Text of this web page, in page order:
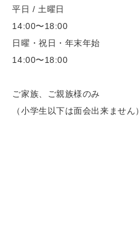
平日 / 土曜日
14:00〜18:00
日曜・祝日・年末年始
14:00〜18:00
ご家族、ご親族様のみ
（小学生以下は面会出来ません）